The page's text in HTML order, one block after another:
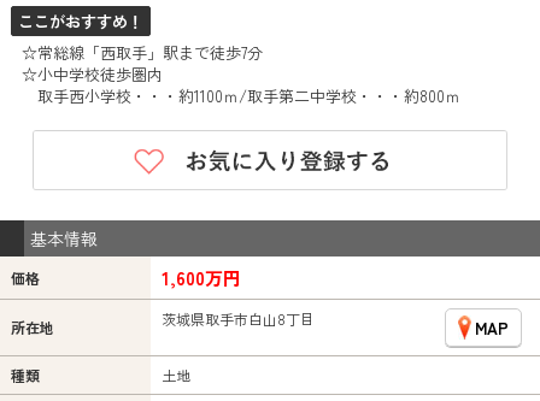
ここがおすすめ！
☆常総線「西取手」駅まで徒歩7分
☆小中学校徒歩圏内
取手西小学校・・・約1100ｍ/取手第二中学校・・・約800ｍ
基本情報
価格 1,600万円
所在地 茨城県取手市白山8丁目 MAP
種類 土地